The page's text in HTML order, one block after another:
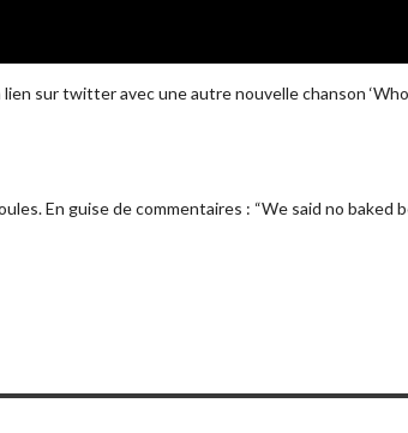
sur twitter avec une autre nouvelle chanson
En guise de commentaires : “We said no baked